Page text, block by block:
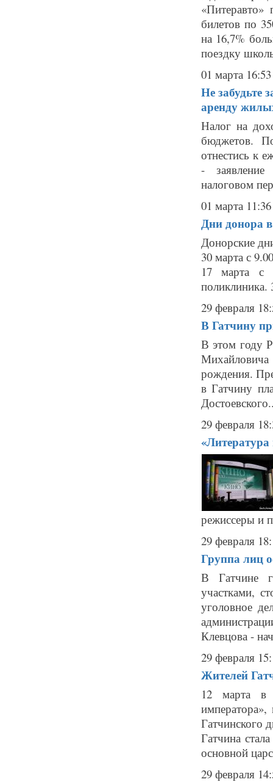
билетов по
на 16,7%
поездку
01 марта 16:53
Не забудьте
аренду
Налог на
бюджетов.
отнестись к
-
налоговом
01 марта 11:36
Дни донора
Донорские
30 марта с
17 марта с
29 февраля
В Гатчину
В этом году
рождения.
в Гатчину
29 февраля
режиссеры и
29 февраля
Группа лиц
В Гатчине
участками,
уголовное
Клевцова -
29 февраля
Жителей
12 марта в
Гатчинского
Гатчина
основной
29 февраля